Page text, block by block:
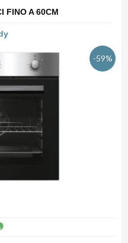
FINO A 60CM
-59%